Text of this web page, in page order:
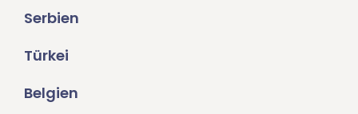
Serbien
Türkei
Belgien